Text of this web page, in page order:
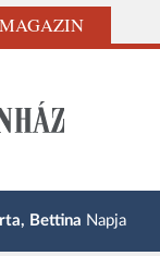
MAGAZIN
Bettina Napja